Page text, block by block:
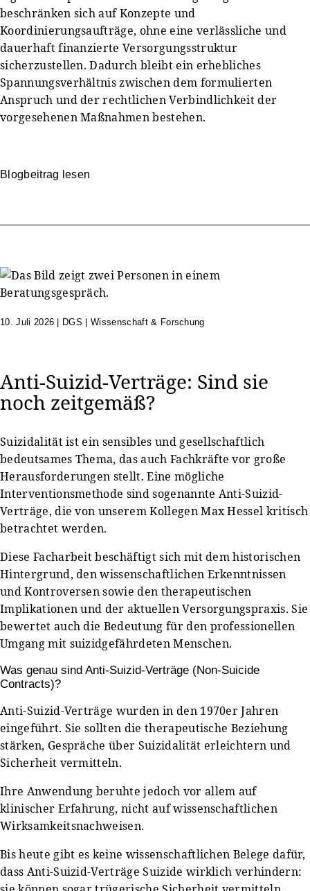
beschränken sich auf Konzepte und
Koordinierungsaufträge, ohne eine verlässliche und
dauerhaft finanzierte Versorgungsstruktur
sicherzustellen. Dadurch bleibt ein erhebliches
Spannungsverhältnis zwischen dem formulierten
Anspruch und der rechtlichen Verbindlichkeit der
vorgesehenen Maßnahmen bestehen.
Blogbeitrag lesen
10. Juli 2026 | DGS | Wissenschaft & Forschung
Anti-Suizid-Verträge: Sind sie
noch zeitgemäß?
Suizidalität ist ein sensibles und gesellschaftlich
bedeutsames Thema, das auch Fachkräfte vor große
Herausforderungen stellt. Eine mögliche
Interventionsmethode sind sogenannte Anti-Suizid-
Verträge, die von unserem Kollegen Max Hessel kritisch
betrachtet werden.
Diese Facharbeit beschäftigt sich mit dem historischen
Hintergrund, den wissenschaftlichen Erkenntnissen
und Kontroversen sowie den therapeutischen
Implikationen und der aktuellen Versorgungspraxis. Sie
bewertet auch die Bedeutung für den professionellen
Umgang mit suizidgefährdeten Menschen.
Was genau sind Anti-Suizid-Verträge (Non-Suicide
Contracts)?
Anti-Suizid-Verträge wurden in den 1970er Jahren
eingeführt. Sie sollten die therapeutische Beziehung
stärken, Gespräche über Suizidalität erleichtern und
Sicherheit vermitteln.
Ihre Anwendung beruhte jedoch vor allem auf
klinischer Erfahrung, nicht auf wissenschaftlichen
Wirksamkeitsnachweisen.
Bis heute gibt es keine wissenschaftlichen Belege dafür,
dass Anti-Suizid-Verträge Suizide wirklich verhindern: